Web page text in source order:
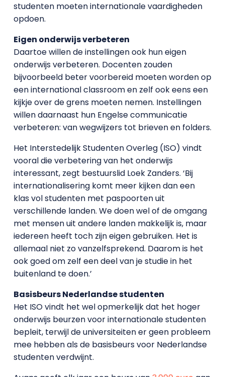
studenten moeten internationale vaardigheden
opdoen.
Eigen onderwijs verbeteren
Daartoe willen de instellingen ook hun eigen
onderwijs verbeteren. Docenten zouden
bijvoorbeeld beter voorbereid moeten worden op
een international classroom en zelf ook eens een
kijkje over de grens moeten nemen. Instellingen
willen daarnaast hun Engelse communicatie
verbeteren: van wegwijzers tot brieven en folders.
Het Interstedelijk Studenten Overleg (ISO) vindt
vooral die verbetering van het onderwijs
interessant, zegt bestuurslid Loek Zanders. ‘Bij
internationalisering komt meer kijken dan een
klas vol studenten met paspoorten uit
verschillende landen. We doen wel of de omgang
met mensen uit andere landen makkelijk is, maar
iedereen heeft toch zijn eigen gebruiken. Het is
allemaal niet zo vanzelfsprekend. Daarom is het
ook goed om zelf een deel van je studie in het
buitenland te doen.’
Basisbeurs Nederlandse studenten
Het ISO vindt het wel opmerkelijk dat het hoger
onderwijs beurzen voor internationale studenten
bepleit, terwijl de universiteiten er geen probleem
mee hebben als de basisbeurs voor Nederlandse
studenten verdwijnt.